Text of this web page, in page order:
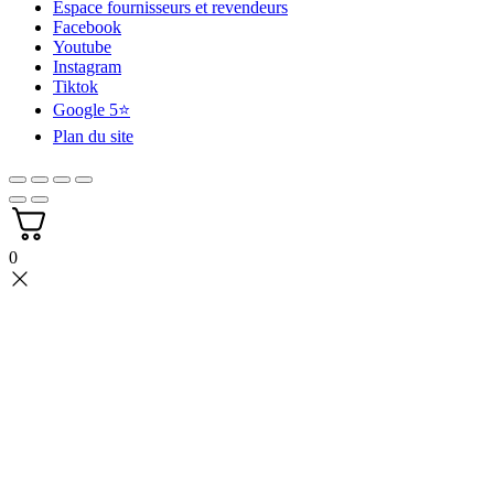
Espace fournisseurs et revendeurs
Facebook
Youtube
Instagram
Tiktok
Google 5⭐
Plan du site
0